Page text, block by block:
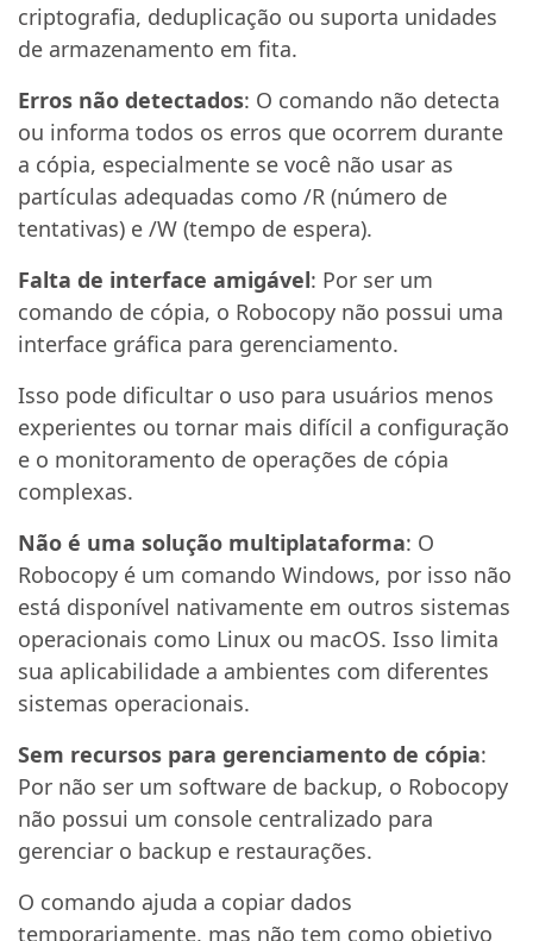
criptografia, deduplicação ou suporta unidades
de armazenamento em fita.
Erros não detectados: O comando não detecta
ou informa todos os erros que ocorrem durante
a cópia, especialmente se você não usar as
partículas adequadas como /R (número de
tentativas) e /W (tempo de espera).
Falta de interface amigável: Por ser um
comando de cópia, o Robocopy não possui uma
interface gráfica para gerenciamento.
Isso pode dificultar o uso para usuários menos
experientes ou tornar mais difícil a configuração
e o monitoramento de operações de cópia
complexas.
Não é uma solução multiplataforma: O
Robocopy é um comando Windows, por isso não
está disponível nativamente em outros sistemas
operacionais como Linux ou macOS. Isso limita
sua aplicabilidade a ambientes com diferentes
sistemas operacionais.
Sem recursos para gerenciamento de cópia:
Por não ser um software de backup, o Robocopy
não possui um console centralizado para
gerenciar o backup e restaurações.
O comando ajuda a copiar dados
temporariamente, mas não tem como objetivo